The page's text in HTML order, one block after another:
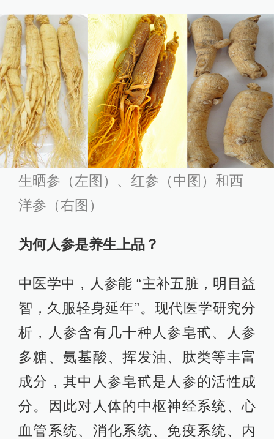
生晒参（左图）、红参（中图）和西
洋参（右图）
为何人参是养生上品？
中医学中，人参能 “主补五脏，明目益
智，久服轻身延年”。现代医学研究分
析，人参含有几十种人参皂甙、人参
多糖、氨基酸、挥发油、肽类等丰富
成分，其中人参皂甙是人参的活性成
分。因此对人体的中枢神经系统、心
血管系统、消化系统、免疫系统、内